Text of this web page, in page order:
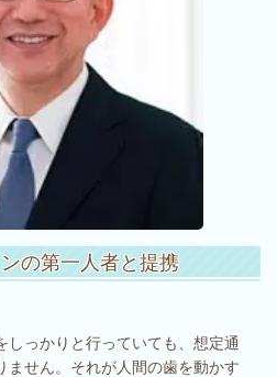
の第一人者と提携
しっかりと行っていても、想定通
ません。それが人間の歯を動かす